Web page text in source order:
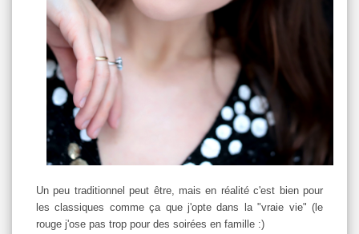
Un peu traditionnel peut être, mais en réalité c'est bien pour
les classiques comme ça que j'opte dans la "vraie vie" (le
rouge j'ose pas trop pour des soirées en famille :)